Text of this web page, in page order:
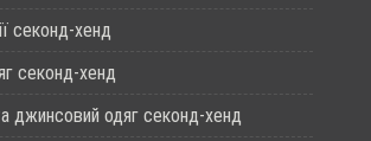
секонд-хенд
секонд-хенд
джинсовий одяг секонд-хенд